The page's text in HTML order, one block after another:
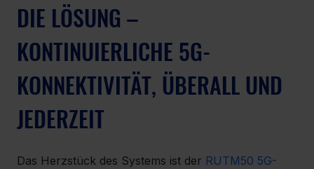
DIE LÖSUNG –
KONTINUIERLICHE 5G-
KONNEKTIVITÄT, ÜBERALL UND
JEDERZEIT
Das Herzstück des Systems ist der RUTM50 5G-